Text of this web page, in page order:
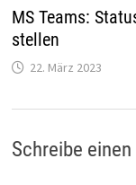
MS Teams:
stellen
22. März 2023
Schreibe